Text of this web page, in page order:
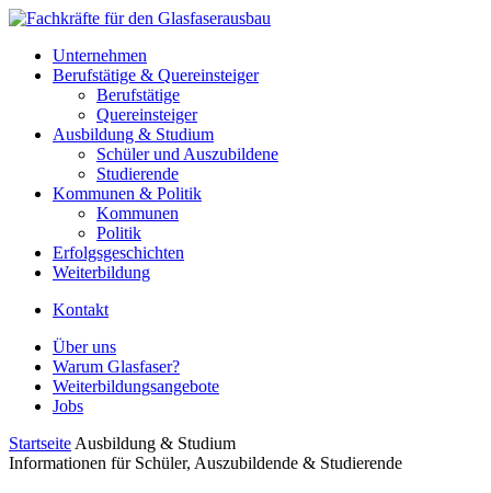
Unternehmen
Berufstätige & Quereinsteiger
Berufstätige
Quereinsteiger
Ausbildung & Studium
Schüler und Auszubildene
Studierende
Kommunen & Politik
Kommunen
Politik
Erfolgsgeschichten
Weiterbildung
Kontakt
Über uns
Warum Glasfaser?
Weiterbildungsangebote
Jobs
Startseite Ausbildung & Studium
Informationen für Schüler, Auszubildende & Studierende